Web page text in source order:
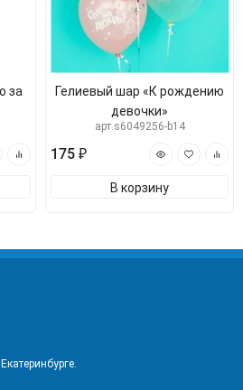
за
Гелиевый шар «К рождению
девочки»
арт.s6049256-b14
175 ₽
В корзину